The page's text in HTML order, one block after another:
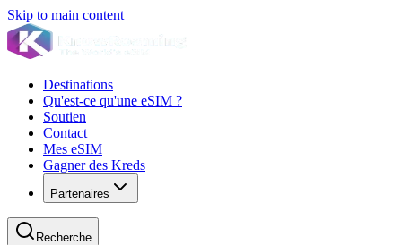
Skip to main content
Destinations
Qu'est-ce qu'une eSIM ?
Soutien
Contact
Mes eSIM
Gagner des Kreds
Partenaires
Recherche